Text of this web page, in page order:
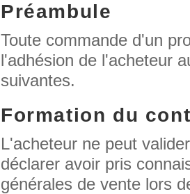
Préambule
Toute commande d'un
l'adhésion de l'acheteur
suivantes.
Formation du
L'acheteur ne peut
déclarer avoir pris
générales de vente lors